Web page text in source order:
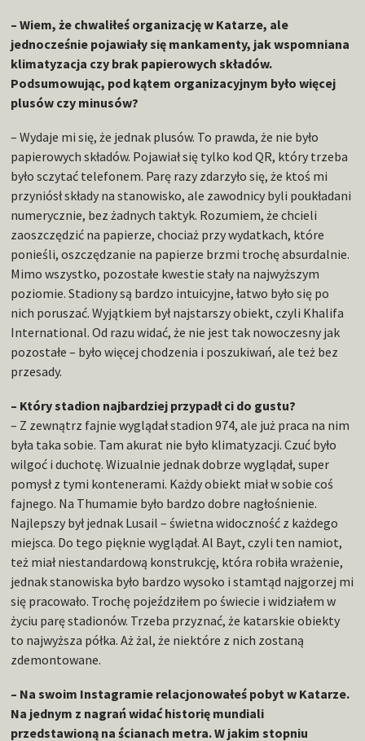
– Wiem, że chwaliłeś organizację w Katarze, ale
jednocześnie pojawiały się mankamenty, jak wspomniana
klimatyzacja czy brak papierowych składów.
Podsumowując, pod kątem organizacyjnym było więcej
plusów czy minusów?
– Wydaje mi się, że jednak plusów. To prawda, że nie było
papierowych składów. Pojawiał się tylko kod QR, który trzeba
było sczytać telefonem. Parę razy zdarzyło się, że ktoś mi
przyniósł składy na stanowisko, ale zawodnicy byli poukładani
numerycznie, bez żadnych taktyk. Rozumiem, że chcieli
zaoszczędzić na papierze, chociaż przy wydatkach, które
ponieśli, oszczędzanie na papierze brzmi trochę absurdalnie.
Mimo wszystko, pozostałe kwestie stały na najwyższym
poziomie. Stadiony są bardzo intuicyjne, łatwo było się po
nich poruszać. Wyjątkiem był najstarszy obiekt, czyli Khalifa
International. Od razu widać, że nie jest tak nowoczesny jak
pozostałe – było więcej chodzenia i poszukiwań, ale też bez
przesady.
– Który stadion najbardziej przypadł ci do gustu?
– Z zewnątrz fajnie wyglądał stadion 974, ale już praca na nim
była taka sobie. Tam akurat nie było klimatyzacji. Czuć było
wilgoć i duchotę. Wizualnie jednak dobrze wyglądał, super
pomysł z tymi kontenerami. Każdy obiekt miał w sobie coś
fajnego. Na Thumamie było bardzo dobre nagłośnienie.
Najlepszy był jednak Lusail – świetna widoczność z każdego
miejsca. Do tego pięknie wyglądał. Al Bayt, czyli ten namiot,
też miał niestandardową konstrukcję, która robiła wrażenie,
jednak stanowiska było bardzo wysoko i stamtąd najgorzej mi
się pracowało. Trochę pojeździłem po świecie i widziałem w
życiu parę stadionów. Trzeba przyznać, że katarskie obiekty
to najwyższa półka. Aż żal, że niektóre z nich zostaną
zdemontowane.
– Na swoim Instagramie relacjonowałeś pobyt w Katarze.
Na jednym z nagrań widać historię mundiali
przedstawioną na ścianach metra. W jakim stopniu